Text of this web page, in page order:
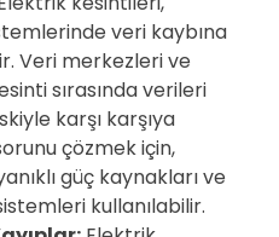
veri kaybına
Veri merkezleri ve
sırasında verileri
karşı karşıya
çözmek için,
güç kaynakları ve
kullanılabilir.